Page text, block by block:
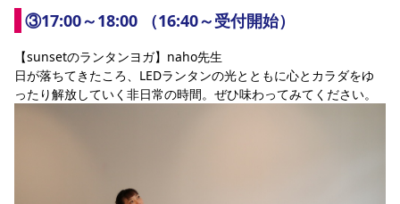
③17:00～18:00 （16:40～受付開始）
【sunsetのランタンヨガ】naho先生
日が落ちてきたころ、LEDランタンの光とともに心とカラダをゆ
ったり解放していく非日常の時間。ぜひ味わってみてください。